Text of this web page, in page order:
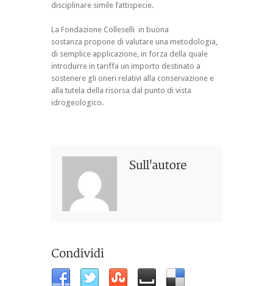
disciplinare simile fattispecie.
La Fondazione Colleselli in buona
sostanza propone di valutare una metodologia,
di semplice applicazione, in forza della quale
introdurre in tariffa un importo destinato a
sostenere gli oneri relativi alla conservazione e
alla tutela della risorsa dal punto di vista
idrogeologico.